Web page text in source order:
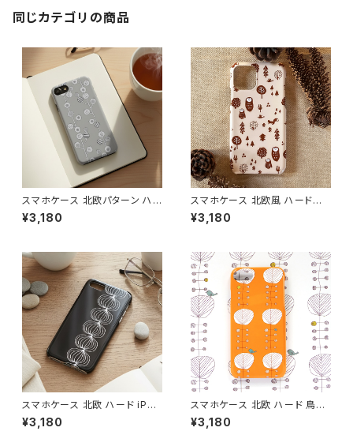
同じカテゴリの商品
スマホケース 北欧パターン ハ
ードケース iPhone17/galaxy/
Googlepixel/Xperia ニュア
レイ】 hardcase
¥3,180
スマホケース 北欧風 ハードケ
ース iPhone17/galaxy/Goog
lepixel/Xperia 動物 フクロウ
¥3,180
スマホケース 北欧 ハード iPho
ne17/16/15/ モノトーン シンプ
ル ギフト おしゃれ【玉ねぎ】 har
¥3,180
スマホケース 北欧 ハード 鳥柄
iPhone17/16/Pixel/Galaxy
大人可愛い【オレンジの木と鳥】
¥3,180